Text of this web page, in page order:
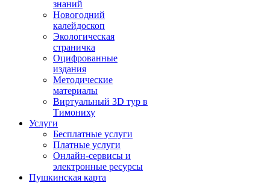
знаний
Новогодний
калейдоскоп
Экологическая
страничка
Оцифрованные
издания
Методические
материалы
Виртуальный 3D тур в
Тимониху
Услуги
Бесплатные услуги
Платные услуги
Онлайн-сервисы и
электронные ресурсы
Пушкинская карта